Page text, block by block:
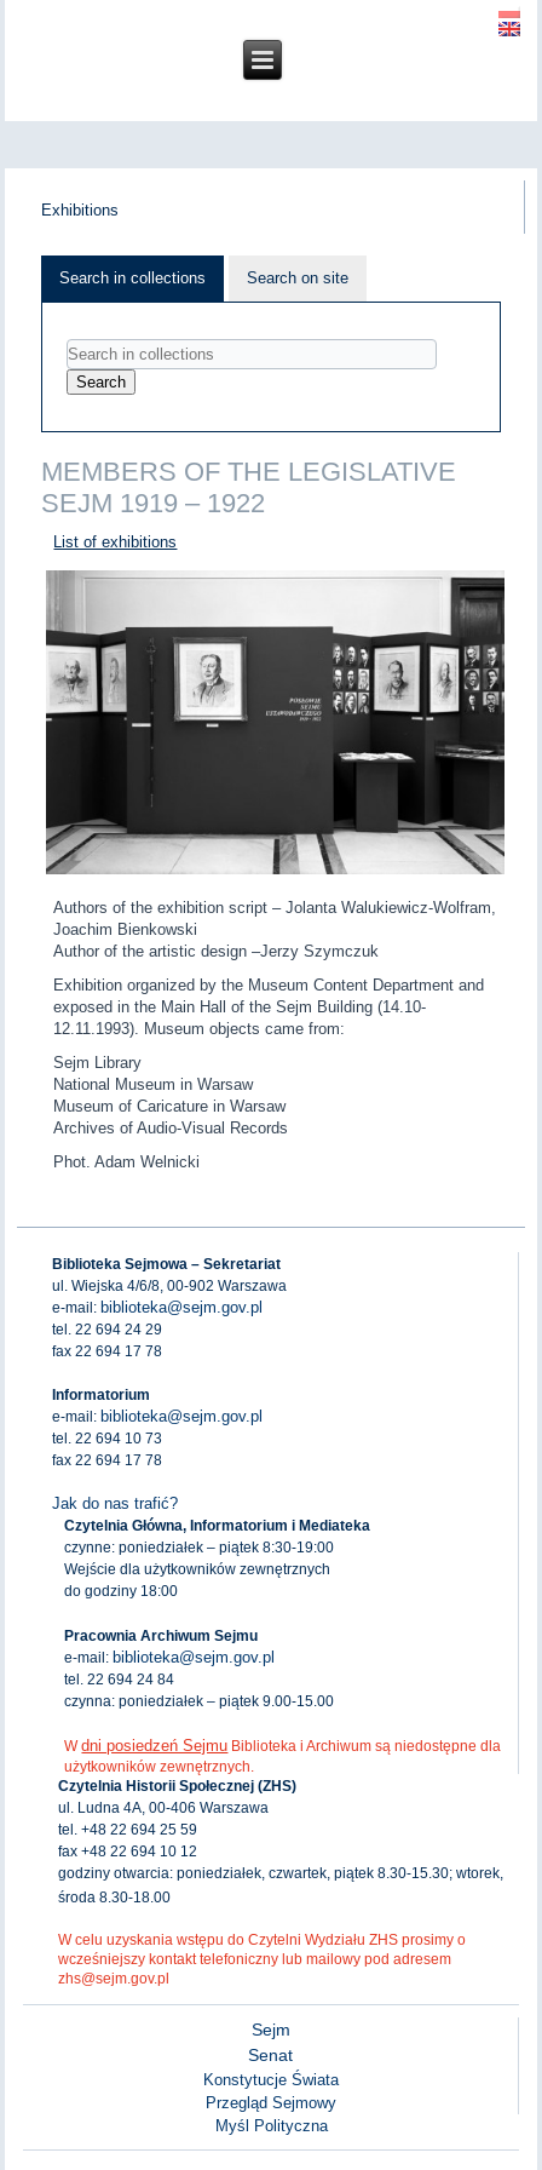
Exhibitions
Search in collections Search on site
MEMBERS OF THE LEGISLATIVE
SEJM 1919 – 1922
List of exhibitions
Authors of the exhibition script – Jolanta Walukiewicz-Wolfram,
Joachim Bienkowski
Author of the artistic design –Jerzy Szymczuk
Exhibition organized by the Museum Content Department and
exposed in the Main Hall of the Sejm Building (14.10-
12.11.1993). Museum objects came from:
Sejm Library
National Museum in Warsaw
Museum of Caricature in Warsaw
Archives of Audio-Visual Records
Phot. Adam Welnicki
Biblioteka Sejmowa – Sekretariat
ul. Wiejska 4/6/8, 00-902 Warszawa
e-mail: biblioteka@sejm.gov.pl
tel. 22 694 24 29
fax 22 694 17 78
Informatorium
e-mail: biblioteka@sejm.gov.pl
tel. 22 694 10 73
fax 22 694 17 78
Jak do nas trafić?
Czytelnia Główna, Informatorium i Mediateka
czynne: poniedziałek – piątek 8:30-19:00
Wejście dla użytkowników zewnętrznych
do godziny 18:00
Pracownia Archiwum Sejmu
e-mail: biblioteka@sejm.gov.pl
tel. 22 694 24 84
czynna: poniedziałek – piątek 9.00-15.00
Wdni posiedzeń Sejmu Biblioteka i Archiwum są niedostępne dla
użytkowników zewnętrznych.
Czytelnia Historii Społecznej (ZHS)
ul. Ludna 4A, 00-406 Warszawa
tel. +48 22 694 25 59
fax +48 22 694 10 12
godziny otwarcia: poniedziałek, czwartek, piątek 8.30-15.30; wtorek,
środa 8.30-18.00
W celu uzyskania wstępu do Czytelni Wydziału ZHS prosimy o
wcześniejszy kontakt telefoniczny lub mailowy pod adresem
zhs@sejm.gov.pl
Sejm
Senat
Konstytucje Świata
Przegląd Sejmowy
Myśl Polityczna